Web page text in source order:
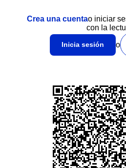
Crea una cuentao iniciar
con la
Inicia sesión o